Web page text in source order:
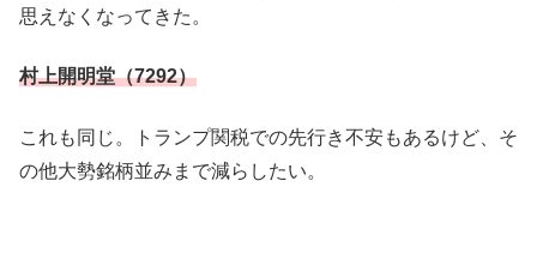
思えなくなってきた。
村上開明堂（7292）
これも同じ。トランプ関税での先行き不安もあるけど、そ
の他大勢銘柄並みまで減らしたい。